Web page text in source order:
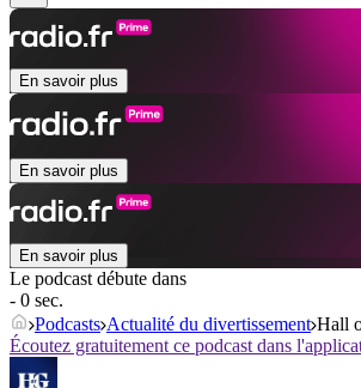
En savoir plus
En savoir plus
En savoir plus
Le podcast débute dans
- 0 sec.
Podcasts Actualité du divertissement Hall
Écoutez gratuitement ce podcast dans